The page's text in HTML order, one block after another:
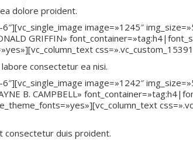
dolore proident.
image=»1245″
GRIFFIN»
consectetur ea nisi.
image=»1242″
B. CAMPBELL»
consectetur duis proident.